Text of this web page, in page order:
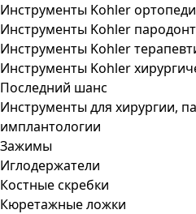
Инструменты Kohler
Инструменты Kohler
Инструменты Kohler
Инструменты Kohler
Последний шанс
Инструменты для хирургии,
имплантологии
Зажимы
Иглодержатели
Костные скребки
Кюретажные ложки